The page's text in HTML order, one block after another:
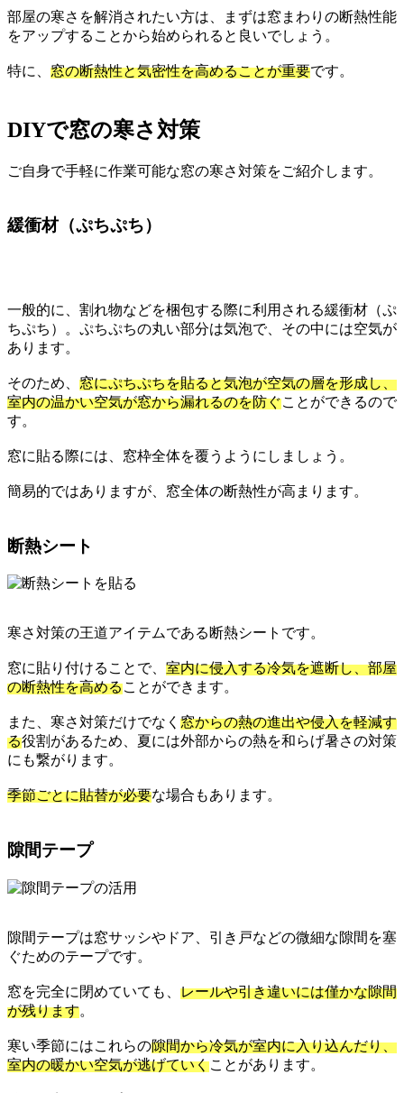
部屋の寒さを解消されたい方は、まずは窓まわりの断熱性能
をアップすることから始められると良いでしょう。
特に、 窓の断熱性と気密性を高めることが重要です。
DIYで窓の寒さ対策
ご自身で手軽に作業可能な窓の寒さ対策をご紹介します。
緩衝材（ぷちぷち）
一般的に、割れ物などを梱包する際に利用される緩衝材（ぷ
ちぷち）。ぷちぷちの丸い部分は気泡で、その中には空気が
あります。
そのため、 窓にぷちぷちを貼ると気泡が空気の層を形成し、
室内の温かい空気が窓から漏れるのを防ぐことができるので
す。
窓に貼る際には、窓枠全体を覆うようにしましょう。
簡易的ではありますが、窓全体の断熱性が高まります。
断熱シート
寒さ対策の王道アイテムである断熱シートです。
窓に貼り付けることで、 室内に侵入する冷気を遮断し、部屋
の断熱性を高めることができます。
また、寒さ対策だけでなく 窓からの熱の進出や侵入を軽減す
る役割があるため、夏には外部からの熱を和らげ暑さの対策
にも繋がります。
季節ごとに貼替が必要な場合もあります。
隙間テープ
隙間テープは窓サッシやドア、引き戸などの微細な隙間を塞
ぐためのテープです。
窓を完全に閉めていても、 レールや引き違いには僅かな隙間
が残ります。
寒い季節にはこれらの隙間から冷気が室内に入り込んだり、
室内の暖かい空気が逃げていくことがあります。